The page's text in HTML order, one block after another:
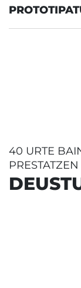
40 URTE
PRESTATZEN